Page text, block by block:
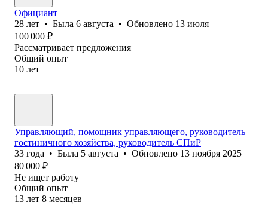
Официант
28 лет • Была 6 августа • Обновлено 13 июля
100 000 ₽
Рассматривает предложения
Общий опыт
10 лет
Управляющий, помощник управляющего, руководитель
гостиничного хозяйства, руководитель СПиР
33 года • Была 5 августа • Обновлено 13 ноября 2025
80 000 ₽
Не ищет работу
Общий опыт
13 лет 8 месяцев